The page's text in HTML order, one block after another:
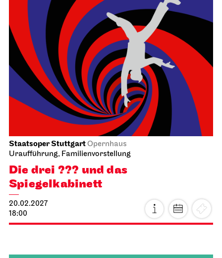
Staatsoper StuttgartOpernhaus
Uraufführung, Familienvorstellung
Die drei ??? und das
Spiegelkabinett
20.02.2027
18:00